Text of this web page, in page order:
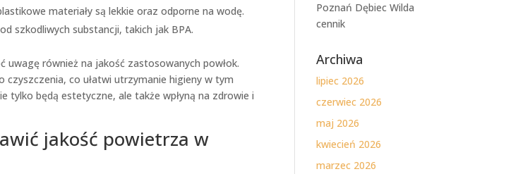
materiały są lekkie oraz odporne na wodę.
szkodliwych substancji, takich jak BPA.
uwagę również na jakość zastosowanych powłok.
czyszczenia, co ułatwi utrzymanie higieny w tym
tylko będą estetyczne, ale także wpłyną na zdrowie i
jakość powietrza w
Poznań Dębiec Wilda
cennik
Archiwa
lipiec 2026
czerwiec 2026
maj 2026
kwiecień 2026
marzec 2026